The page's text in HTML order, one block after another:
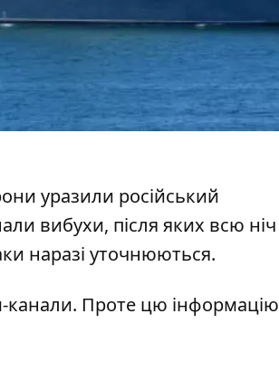
уразили російський
вибухи, після яких всю ніч
наразі уточнюються.
канали. Проте цю інформацію